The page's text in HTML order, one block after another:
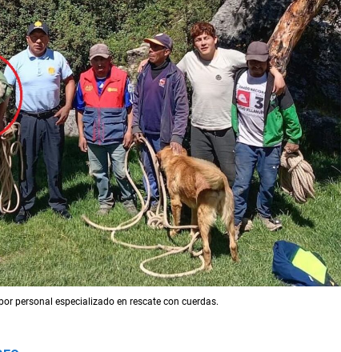
personal especializado en rescate con cuerdas.